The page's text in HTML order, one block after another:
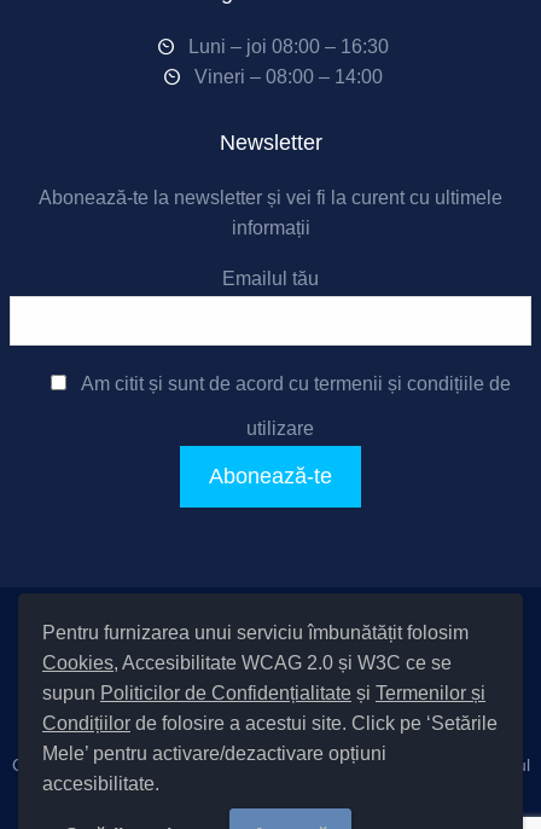
Pentru furnizarea unui serviciu îmbunătățit folosim
Cookies, Accesibilitate WCAG 2.0 și W3C ce se
supun Politicilor de Confidențialitate și Termenilor și
Condițiilor de folosire a acestui site. Click pe ‘Setările
Mele’ pentru activare/dezactivare opțiuni
accesibilitate.
Luni – joi 08:00 – 16:30
Vineri – 08:00 – 14:00
Newsletter
Abonează-te la newsletter și vei fi la curent cu ultimele
informații
Emailul tău
Am citit și sunt de acord cu termenii și condițiile de
utilizare
Setări Cookies și Accesibilitate
Informare cu privire la prelucrarea datelor | Politică de utilizare
cookies|Termeni și condiții de utilizare a site-ului
Politică de
Cod Județ 4 / Județul Bacău / Tipul UAT – 14 – C – Comună / Codul
SIRUTA al Unității Administrativ-Teritoriale 20411 / Măgura
Copyright © 2022 Primăria Măgura județul Bacău |